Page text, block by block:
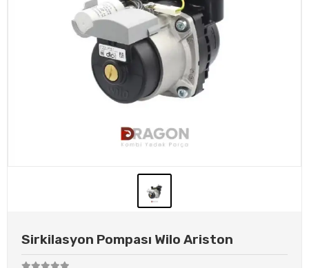
Sirkilasyon Pompası Wilo Ariston